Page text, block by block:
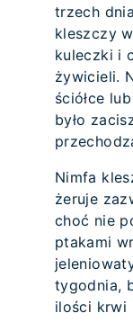
trzech
kleszczy
kuleczki i
żywicieli.
ściółce
było
Nimfa
żeruje
choć nie
ptakami
tygodnia,
ilości krwi